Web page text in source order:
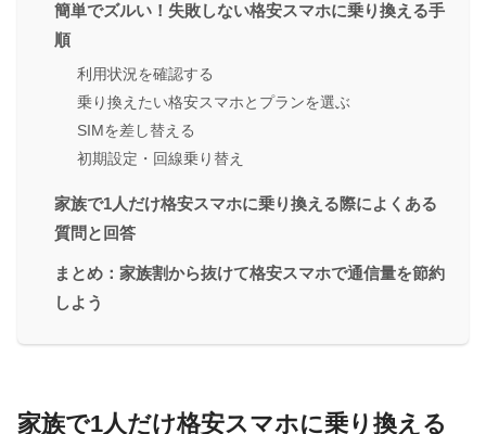
簡単でズルい！失敗しない格安スマホに乗り換える手
順
利用状況を確認する
乗り換えたい格安スマホとプランを選ぶ
SIMを差し替える
初期設定・回線乗り替え
家族で1人だけ格安スマホに乗り換える際によくある
質問と回答
まとめ：家族割から抜けて格安スマホで通信量を節約
しよう
家族で1人だけ格安スマホに乗り換える